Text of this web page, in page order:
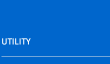
UTILITY